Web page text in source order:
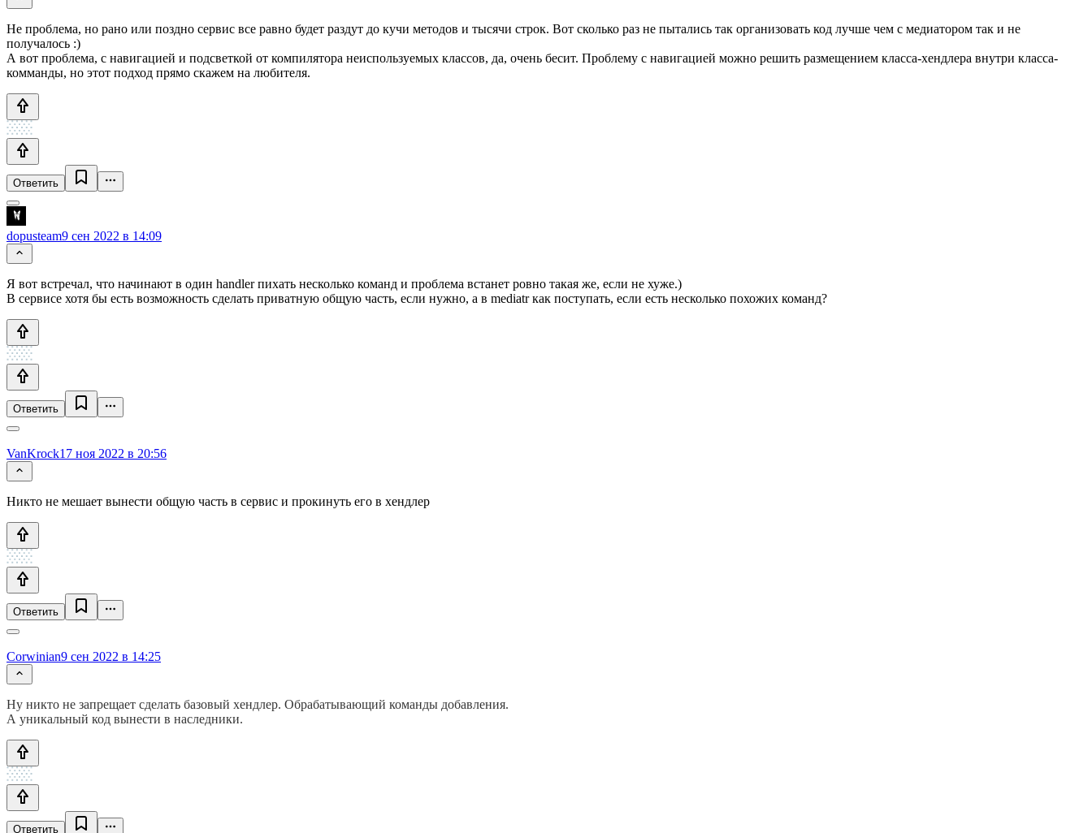
Не проблема, но рано или поздно сервис все равно будет раздут до кучи методов и тысячи строк. Вот сколько раз не пытались так организовать код лучше чем с медиатором так и не
получалось :)
А вот проблема, с навигацией и подсветкой от компилятора неиспользуемых классов, да, очень бесит. Проблему с навигацией можно решить размещением класса-хендлера внутри класса-
комманды, но этот подход прямо скажем на любителя.
Ответить
dopusteam9 сен 2022 в 14:09
Я вот встречал, что начинают в один handler пихать несколько команд и проблема встанет ровно такая же, если не хуже.)
В сервисе хотя бы есть возможность сделать приватную общую часть, если нужно, а в mediatr как поступать, если есть несколько похожих команд?
Ответить
VanKrock17 ноя 2022 в 20:56
Никто не мешает вынести общую часть в сервис и прокинуть его в хендлер
Ответить
Corwinian9 сен 2022 в 14:25
Ну никто не запрещает сделать базовый хендлер. Обрабатывающий команды добавления.
А уникальный код вынести в наследники.
Ответить